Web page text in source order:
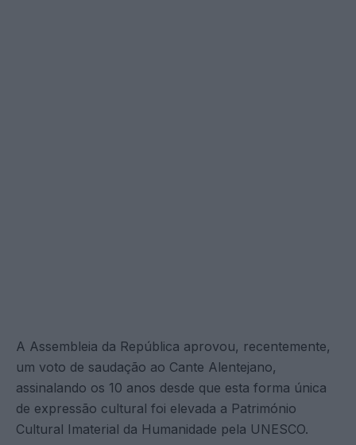
A Assembleia da República aprovou, recentemente,
um voto de saudação ao Cante Alentejano,
assinalando os 10 anos desde que esta forma única
de expressão cultural foi elevada a Património
Cultural Imaterial da Humanidade pela UNESCO.